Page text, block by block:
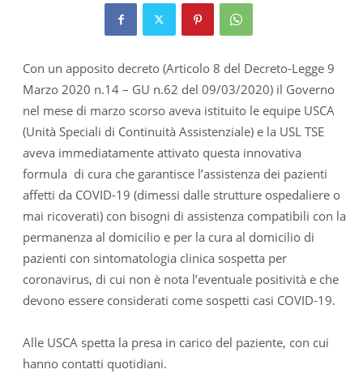
Con un apposito decreto (Articolo 8 del Decreto-Legge 9
Marzo 2020 n.14 – GU n.62 del 09/03/2020) il Governo
nel mese di marzo scorso aveva istituito le equipe USCA
(Unità Speciali di Continuità Assistenziale) e la USL TSE
aveva immediatamente attivato questa innovativa
formula di cura che garantisce l’assistenza dei pazienti
affetti da COVID-19 (dimessi dalle strutture ospedaliere o
mai ricoverati) con bisogni di assistenza compatibili con la
permanenza al domicilio e per la cura al domicilio di
pazienti con sintomatologia clinica sospetta per
coronavirus, di cui non è nota l’eventuale positività e che
devono essere considerati come sospetti casi COVID-19.
Alle USCA spetta la presa in carico del paziente, con cui
hanno contatti quotidiani.